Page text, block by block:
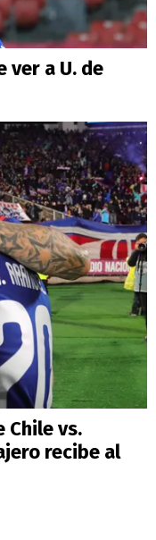
ver a U. de
Chile vs.
recibe al